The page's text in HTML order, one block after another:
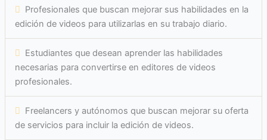
Profesionales que buscan mejorar sus habilidades en la
edición de videos para utilizarlas en su trabajo diario.
Estudiantes que desean aprender las habilidades
necesarias para convertirse en editores de videos
profesionales.
Freelancers y autónomos que buscan mejorar su oferta
de servicios para incluir la edición de videos.